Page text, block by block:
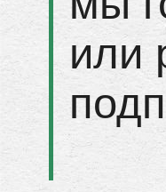
или